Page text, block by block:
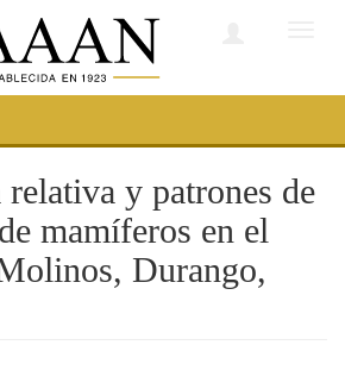
y patrones de
mamíferos en el
Durango,